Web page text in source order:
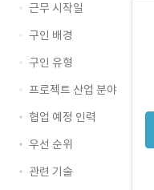
근무 시작일
구인 배경
구인 유형
프로젝트 산업 분야
협업 예정 인력
우선 순위
관련 기술